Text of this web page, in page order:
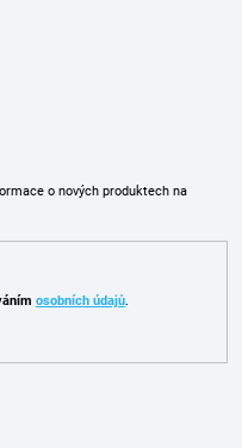
o nových produktech na
osobních údajů.